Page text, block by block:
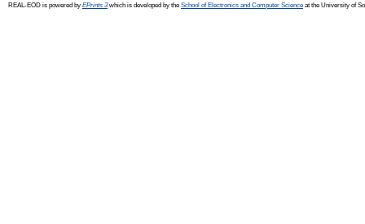
REAL-EOD is powered by EPrints 3which is developed by the School of Electronics and Computer Science at the University of